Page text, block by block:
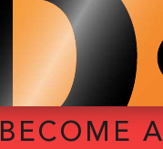
BECOME A